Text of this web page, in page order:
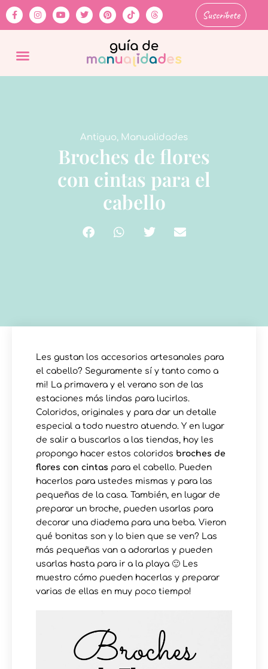
Suscríbete
Antiguo, Manualidades
Broches de flores
con cintas para el
cabello
Les gustan los accesorios artesanales para
el cabello? Seguramente sí y tanto como a
mi! La primavera y el verano son de las
estaciones más lindas para lucirlos.
Coloridos, originales y para dar un detalle
especial a todo nuestro atuendo. Y en lugar
de salir a buscarlos a las tiendas, hoy les
propongo hacer estos coloridos broches de
flores con cintas para el cabello. Pueden
hacerlos para ustedes mismas y para las
pequeñas de la casa. También, en lugar de
preparar un broche, pueden usarlas para
decorar una diadema para una beba. Vieron
qué bonitas son y lo bien que se ven? Las
más pequeñas van a adorarlas y pueden
usarlas hasta para ir a la playa 🙂 Les
muestro cómo pueden hacerlas y preparar
varias de ellas en muy poco tiempo!